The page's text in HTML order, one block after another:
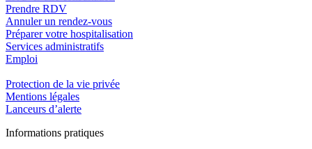
Prendre RDV
Annuler un rendez-vous
Préparer votre hospitalisation
Services administratifs
Emploi​
Protection de la vie privée
Mentions légales
Lanceurs d’alerte
Informations pratiques